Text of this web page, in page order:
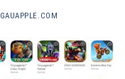
GAUAPPLE.COM